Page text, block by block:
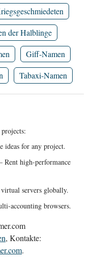
der Halblinge
Giff-Namen
Tabaxi-Namen
for any project.
high-performance
servers globally.
accounting browsers.
, Kontakte:
.